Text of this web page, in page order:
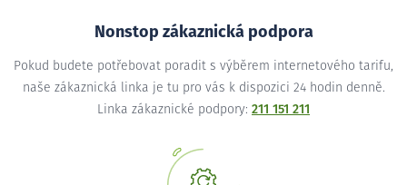
Nonstop zákaznická podpora
Pokud budete potřebovat poradit s výběrem internetového tarifu,
naše zákaznická linka je tu pro vás k dispozici 24 hodin denně.
Linka zákaznické podpory: 211 151 211